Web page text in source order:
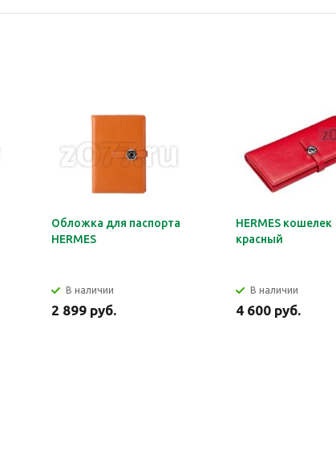
Обложка для паспорта
HERMES
В наличии
2 899 руб.
HERMES кошелек
красный
В наличии
4 600 руб.